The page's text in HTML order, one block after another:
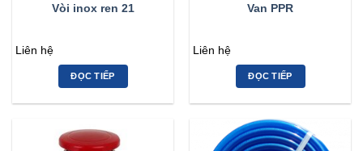
Vòi inox ren 21
Liên hệ
ĐỌC TIẾP
Van PPR
Liên hệ
ĐỌC TIẾP